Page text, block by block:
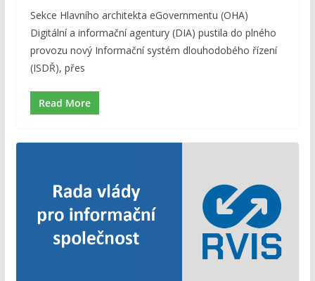
Sekce Hlavního architekta eGovernmentu (OHA)
Digitální a informační agentury (DIA) pustila do plného
provozu nový Informační systém dlouhodobého řízení
(ISDŘ), přes
Read More